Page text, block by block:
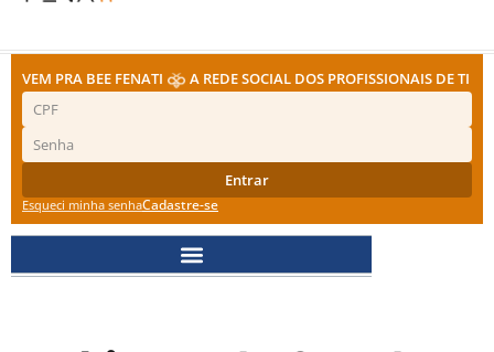
VEM PRA BEE FENATI A REDE SOCIAL DOS PROFISSIONAIS DE TI
Entrar
Esqueci minha senhaCadastre-se